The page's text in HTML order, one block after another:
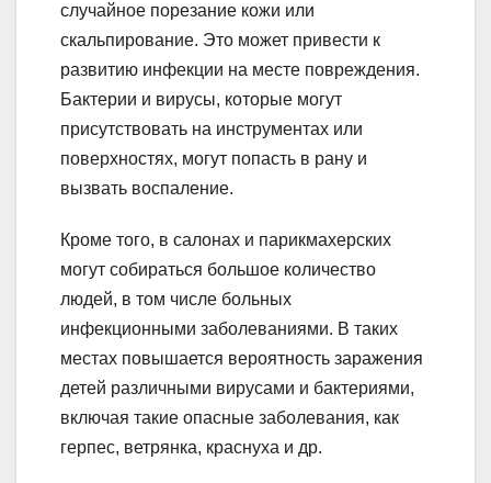
случайное порезание кожи или
скальпирование. Это может привести к
развитию инфекции на месте повреждения.
Бактерии и вирусы, которые могут
присутствовать на инструментах или
поверхностях, могут попасть в рану и
вызвать воспаление.
Кроме того, в салонах и парикмахерских
могут собираться большое количество
людей, в том числе больных
инфекционными заболеваниями. В таких
местах повышается вероятность заражения
детей различными вирусами и бактериями,
включая такие опасные заболевания, как
герпес, ветрянка, краснуха и др.